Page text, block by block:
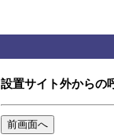
設置サイト外からの